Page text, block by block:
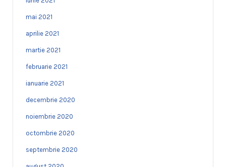
mai 2021
aprilie 2021
martie 2021
februarie 2021
ianuarie 2021
decembrie 2020
noiembrie 2020
octombrie 2020
septembrie 2020